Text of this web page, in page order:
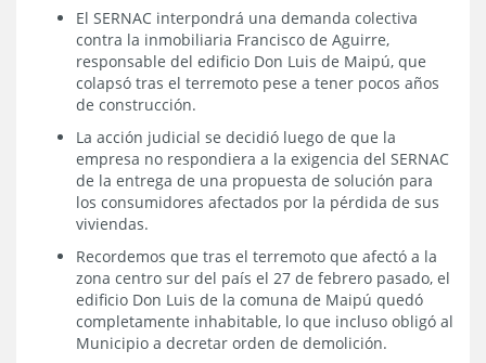
El SERNAC interpondrá una demanda colectiva
contra la inmobiliaria Francisco de Aguirre,
responsable del edificio Don Luis de Maipú, que
colapsó tras el terremoto pese a tener pocos años
de construcción.
La acción judicial se decidió luego de que la
empresa no respondiera a la exigencia del SERNAC
de la entrega de una propuesta de solución para
los consumidores afectados por la pérdida de sus
viviendas.
Recordemos que tras el terremoto que afectó a la
zona centro sur del país el 27 de febrero pasado, el
edificio Don Luis de la comuna de Maipú quedó
completamente inhabitable, lo que incluso obligó al
Municipio a decretar orden de demolición.